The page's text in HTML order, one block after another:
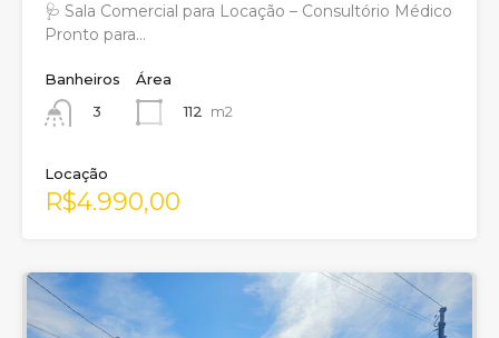
🩺 Sala Comercial para Locação – Consultório Médico
Pronto para…
Banheiros
3
Área
112
m2
Locação
R$4.990,00